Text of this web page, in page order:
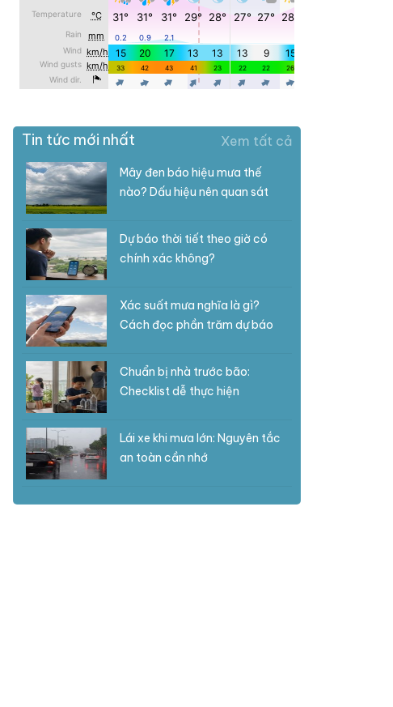
Tin tức mới nhất Xem tất cả
Mây đen báo hiệu mưa thế
nào? Dấu hiệu nên quan sát
Dự báo thời tiết theo giờ có
chính xác không?
Xác suất mưa nghĩa là gì?
Cách đọc phần trăm dự báo
Chuẩn bị nhà trước bão:
Checklist dễ thực hiện
Lái xe khi mưa lớn: Nguyên tắc
an toàn cần nhớ